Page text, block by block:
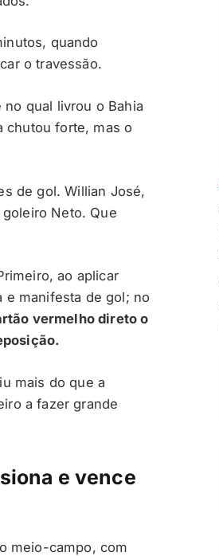
quando
o travessão.
qual livrou o Bahia
chutou forte, mas o
de gol. Willian José,
Neto. Que
ao aplicar
e manifesta de gol; no
vermelho direto o
mais do que a
a fazer grande
e vence
meio-campo, com